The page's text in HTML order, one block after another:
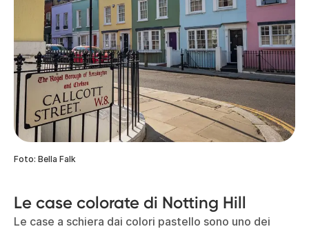
Foto: Bella Falk
Le case colorate di Notting Hill
Le case a schiera dai colori pastello sono uno dei